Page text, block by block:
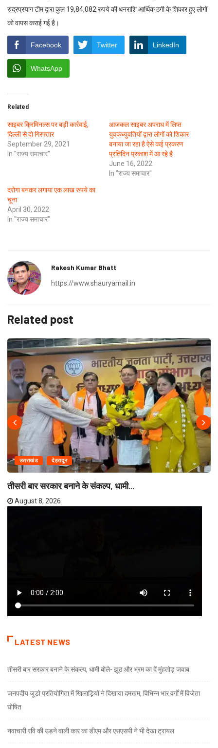
रुद्रप्रयाग टीम द्वारा कुल 19,84,082 रुपये की धनराशि आर्थिक ठगी के शिकार हुए लोगों
को वापस कराई गई है।
Facebook Twitter LinkedIn
WhatsApp
Related
साइबर क्रिमिनल्स पर बड़ी कार्रवाई,
दिल्ली से दो गिरफ्तार
September 29, 2021
In "राज्य समाचार"
आजकल साइबर अपराध में लिप्त
युवकध्युवतियों द्वारा लोगों को शिकार
बनाया जा रहा है ऐसे कई प्रकरण
प्रतिदिन प्रकाश में आ रहे है
June 16, 2022
In "राज्य समाचार"
दरोगा बनकर लगाया एक लाख रुपये का
चूना
April 30, 2022
In "राज्य समाचार"
Rakesh Kumar Bhatt
https://www.shauryamail.in
Related post
उत्तराखंड देहरादून
तीसरी बार सरकार बनाने के संकल्प, धामी...
August 8, 2026
LATEST NEWS
तीसरी बार सरकार बनाने के संकल्प, धामी बोले- झूठ और भ्रम का दें मुंहतोड़ जवाब
जनपदीय जूडो प्रतियोगिता में खिलाड़ियों ने दिखाया दमखम, विभिन्न भार वर्गों में विजेता
घोषित
नवाचारी रवि की उड़ने वाली कार का डीएम और एसएसपी ने भी देखा ट्रायल